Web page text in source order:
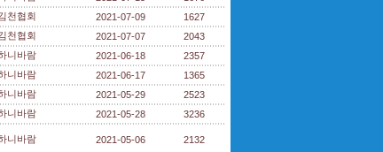
천협회 2021-07-09 1627
천협회 2021-07-07 2043
니바람 2021-06-18 2357
니바람 2021-06-17 1365
니바람 2021-05-29 2523
니바람 2021-05-28 3236
니바람 2021-05-06 2132